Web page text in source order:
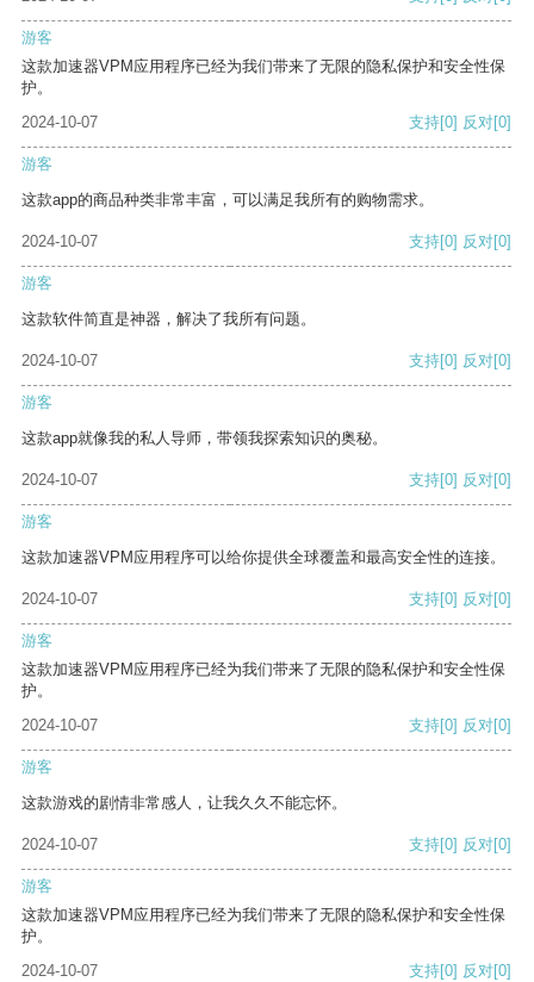
游客
这款加速器VPM应用程序已经为我们带来了无限的隐私保护和安全性保
护。
2024-10-07
支持[0] 反对[0]
游客
这款app的商品种类非常丰富，可以满足我所有的购物需求。
2024-10-07 支持[0] 反对[0]
游客
这款软件简直是神器，解决了我所有问题。
2024-10-07 支持[0] 反对[0]
游客
这款app就像我的私人导师，带领我探索知识的奥秘。
2024-10-07 支持[0] 反对[0]
游客
这款加速器VPM应用程序可以给你提供全球覆盖和最高安全性的连接。
2024-10-07 支持[0] 反对[0]
游客
这款加速器VPM应用程序已经为我们带来了无限的隐私保护和安全性保
护。
2024-10-07
支持[0] 反对[0]
游客
这款游戏的剧情非常感人，让我久久不能忘怀。
2024-10-07 支持[0] 反对[0]
游客
这款加速器VPM应用程序已经为我们带来了无限的隐私保护和安全性保
护。
2024-10-07
支持[0] 反对[0]